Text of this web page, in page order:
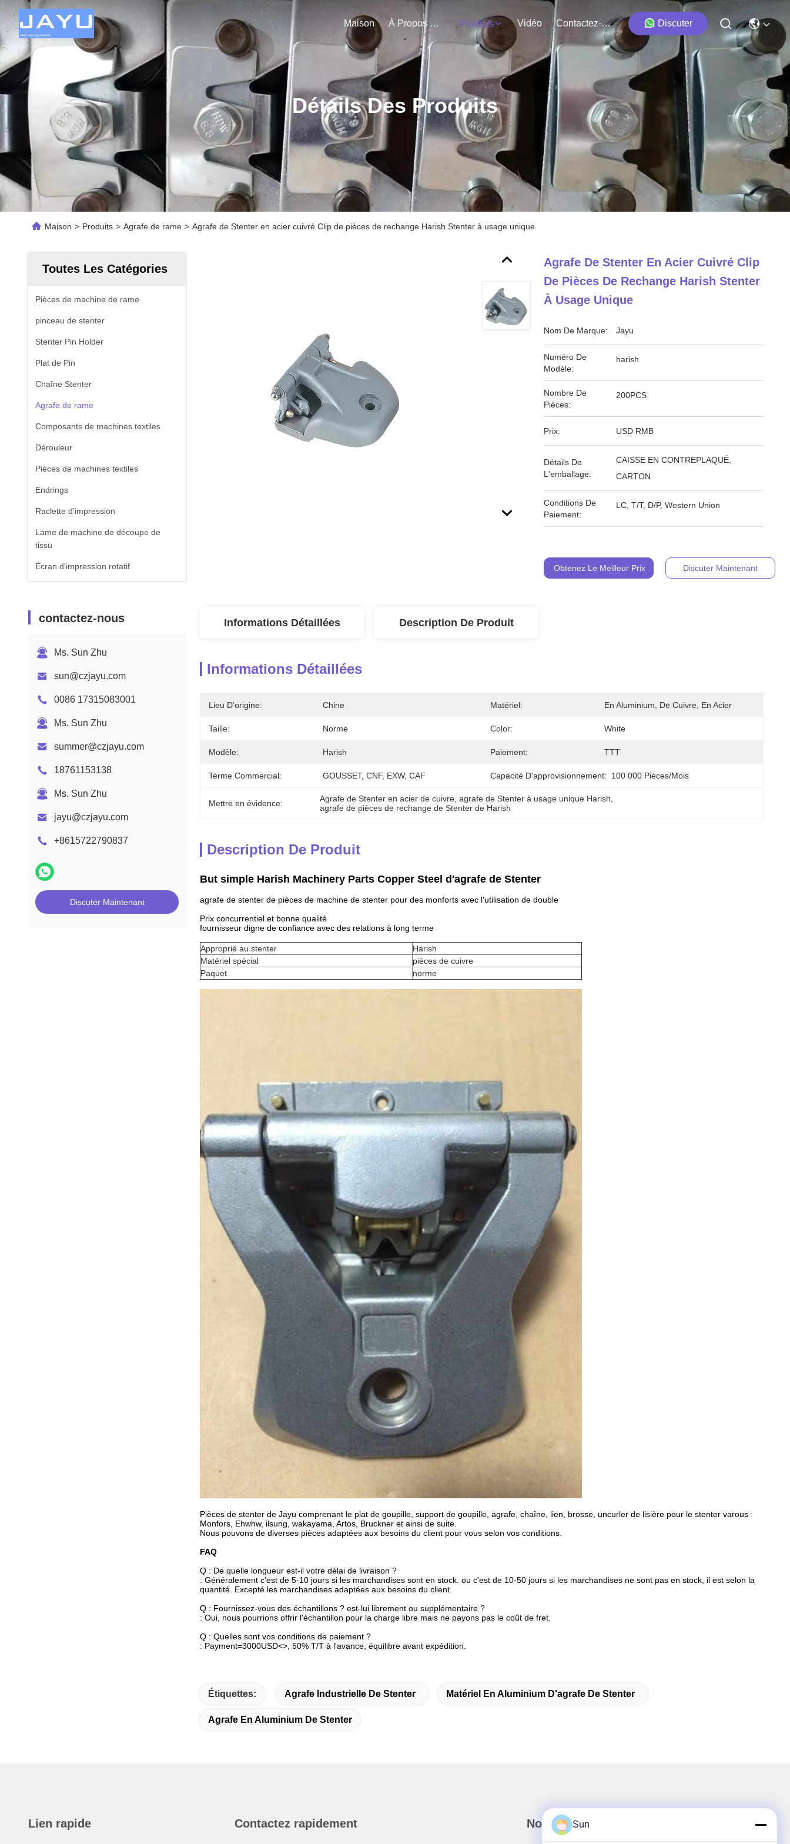
Maison À Propos De Nous Produits Vidéo Contactez-Nous Discuter
Détails Des Produits
Maison > Produits > Agrafe de rame > Agrafe de Stenter en acier cuivré Clip de pièces de rechange Harish Stenter à usage unique
Toutes Les Catégories
Pièces de machine de rame
pinceau de stenter
Stenter Pin Holder
Plat de Pin
Chaîne Stenter
Agrafe de rame
Composants de machines textiles
Dérouleur
Pièces de machines textiles
Endrings
Raclette d'impression
Lame de machine de découpe de
tissu
Écran d'impression rotatif
contactez-nous
Ms. Sun Zhu
sun@czjayu.com
0086 17315083001
Ms. Sun Zhu
summer@czjayu.com
18761153138
Ms. Sun Zhu
jayu@czjayu.com
+8615722790837
Discuter Maintenant
Agrafe De Stenter En Acier Cuivré Clip
De Pièces De Rechange Harish Stenter
À Usage Unique
Nom De Marque: Jayu
Numéro De
Modèle:
harish
Nombre De
Pièces:
200PCS
Prix: USD RMB
Détails De
L'emballage:
CAISSE EN CONTREPLAQUÉ,
CARTON
Conditions De
Paiement:
LC, T/T, D/P, Western Union
Obtenez Le Meilleur Prix Discuter Maintenant
Informations Détaillées Description De Produit
Informations Détaillées
Lieu D'origine: Chine Matériel: En Aluminium, De Cuivre, En Acier
Taille: Norme Color: White
Modèle: Harish Paiement: TTT
Terme Commercial: GOUSSET, CNF, EXW, CAF Capacité D'approvisionnement: 100 000 Pièces/mois
Mettre en évidence: Agrafe de Stenter en acier de cuivre, agrafe de Stenter à usage unique Harish
agrafe de pièces de rechange de Stenter de Harish
Description De Produit
But simple Harish Machinery Parts Copper Steel d'agrafe de Stenter
agrafe de stenter de pièces de machine de stenter pour des monforts avec l'utilisation de double
Prix concurrentiel et bonne qualité
fournisseur digne de confiance avec des relations à long terme
Approprié au stenter
Harish
Matériel spécial
pièces de cuivre
Paquet
norme
Pièces de stenter de Jayu comprenant le plat de goupille, support de goupille, agrafe, chaîne, lien, brosse, uncurler de lisière pour le stenter varous :
Monfors, Ehwhw, ilsung, wakayama, Artos, Bruckner et ainsi de suite.
Nous pouvons de diverses pièces adaptées aux besoins du client pour vous selon vos conditions.
FAQ
Q : De quelle longueur est-il votre délai de livraison ?
: Généralement c'est de 5-10 jours si les marchandises sont en stock. ou c'est de 10-50 jours si les marchandises ne sont pas en stock, il est selon la
quantité. Excepté les marchandises adaptées aux besoins du client.
Q : Fournissez-vous des échantillons ? est-lui librement ou supplémentaire ?
: Oui, nous pourrions offrir l'échantillon pour la charge libre mais ne payons pas le coût de fret.
Q : Quelles sont vos conditions de paiement ?
: Payment=3000USD<>, 50% T/T à l'avance, équilibre avant expédition.
Étiquettes: Agrafe Industrielle De Stenter Matériel En Aluminium D'agrafe De Stenter
Agrafe En Aluminium De Stenter
Lien rapide Contactez rapidement Notre newsletter
Sun